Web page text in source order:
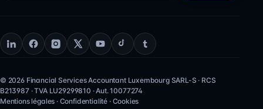
© 2026 Financial Services Accountant Luxembourg SARL-S · RCS
B213987· TVA LU29299810 ·Aut.10077274
Mentions légales · Confidentialité · Cookies